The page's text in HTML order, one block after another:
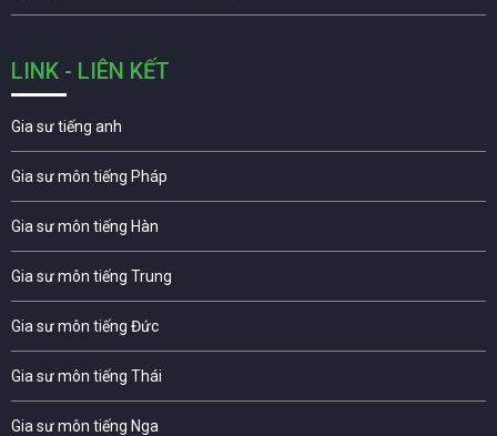
LINK - LIÊN KẾT
Gia sư tiếng anh
Gia sư môn tiếng Pháp
Gia sư môn tiếng Hàn
Gia sư môn tiếng Trung
Gia sư môn tiếng Đức
Gia sư môn tiếng Thái
Gia sư môn tiếng Nga